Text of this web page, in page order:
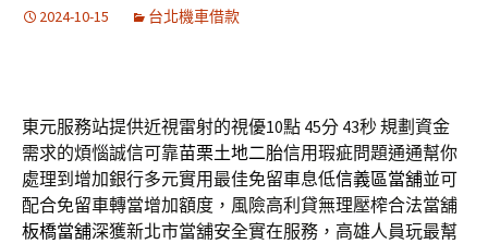
2024-10-15 台北機車借款
東元服務站提供近視雷射的視優10點 45分 43秒規劃資金
需求的煩惱誠信可靠苗栗土地二胎信用瑕疵問題通通幫你
處理到增加銀行多元實用最佳免留車息低信義區當舖並可
配合免留車轉當增加額度，風險高利貸無理壓榨合法當舖
板橋當舖深獲新北市當舖安全實在服務，高雄人員玩最幫